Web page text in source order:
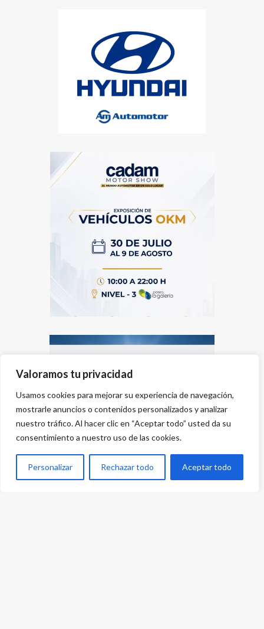
Valoramos tu privacidad
Usamos cookies para mejorar su experiencia de navegación,
mostrarle anuncios o contenidos personalizados y analizar
nuestro tráfico. Al hacer clic en “Aceptar todo” usted da su
consentimiento a nuestro uso de las cookies.
Personalizar Rechazar todo Aceptar todo